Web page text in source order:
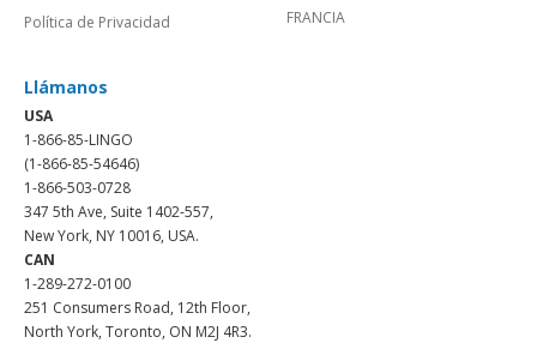
Política de Privacidad
FRANCIA
Llámanos
USA
1-866-85-LINGO
(1-866-85-54646)
1-866-503-0728
347 5th Ave, Suite 1402-557,
New York, NY 10016, USA.
CAN
1-289-272-0100
251 Consumers Road, 12th Floor,
North York, Toronto, ON M2J 4R3.